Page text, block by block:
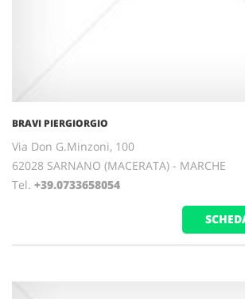
BRAVI PIERGIORGIO
Via Don G.Minzoni, 100
62028 SARNANO (MACERATA) - MARCHE
Tel. +39.0733658054